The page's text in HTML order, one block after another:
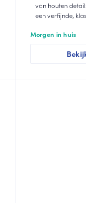
van houten
een verfijnde,
Morgen in huis